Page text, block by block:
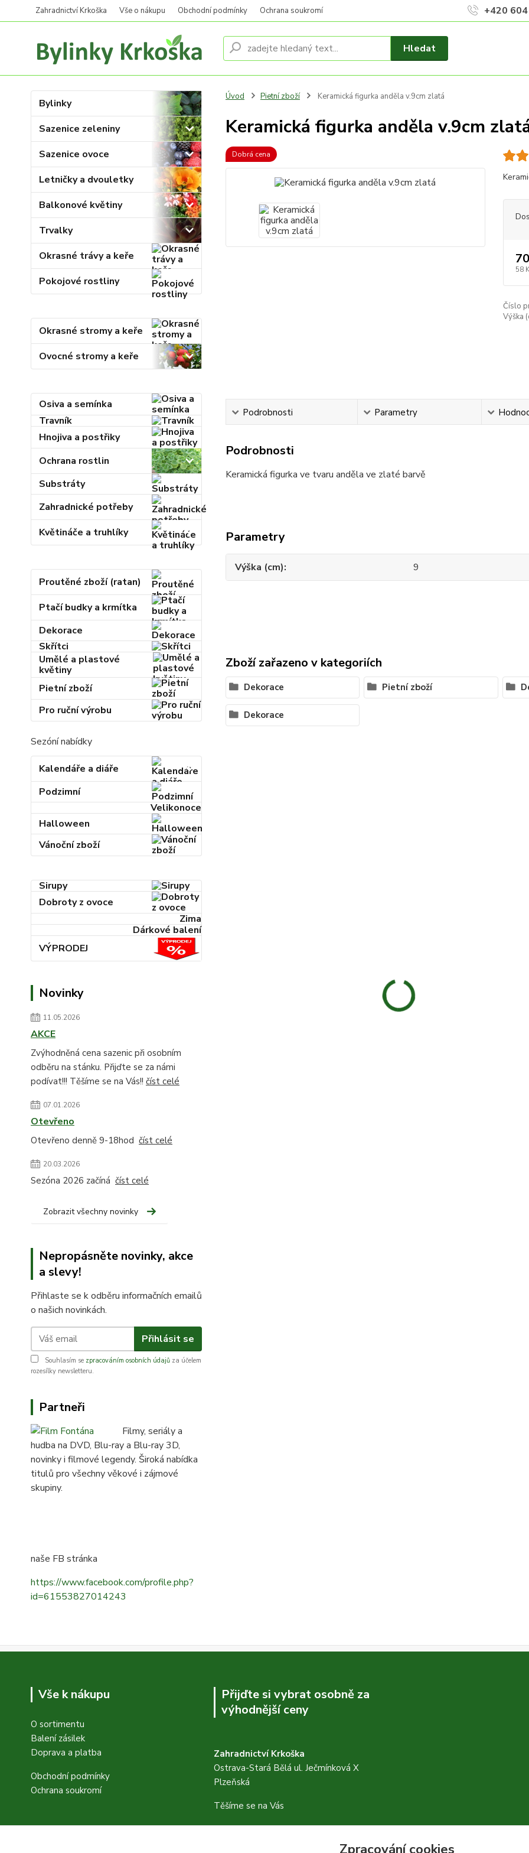
Zahradnictví Krkoška Vše o nákupu Obchodní podmínky Ochrana soukromí
Hledat
+420
Bylinky
Sazenice zeleniny
Sazenice ovoce
Letničky a dvouletky
Balkonové květiny
Trvalky
Okrasné trávy a keře
Pokojové rostliny
Okrasné stromy a keře
Ovocné stromy a keře
Osiva a semínka
Travník
Hnojiva a postřiky
Ochrana rostlin
Substráty
Zahradnické potřeby
Květináče a truhlíky
Proutěné zboží (ratan)
Ptačí budky a krmítka
Dekorace
Skřítci
Umělé a plastové
květiny
Pietní zboží
Pro ruční výrobu
Sezóní nabídky
Kalendáře a diáře
Podzimní
Velikonoce
Halloween
Vánoční zboží
Sirupy
Dobroty z ovoce
Zima
Dárkové balení
VÝPRODEJ
Novinky
11.05.2026
AKCE
Zvýhodněná cena sazenic při osobním
odběru na stánku. Přijďte se za námi
podívat!!! Těšíme se na Vás!! číst celé
07.01.2026
Otevřeno
Otevřeno denně 9-18hod číst celé
20.03.2026
Sezóna 2026 začíná číst celé
Zobrazit všechny novinky
Nepropásněte novinky, akce
a slevy!
Přihlaste se k odběru informačních emailů
o našich novinkách.
Přihlásit se
Souhlasím se zpracováním osobních údajů za účelem
rozesílky newsletteru.
Partneři
Filmy, seriály a
hudba na DVD, Blu-ray a Blu-ray 3D,
novinky i filmové legendy. Široká nabídka
titulů pro všechny věkové i zájmové
skupiny.
naše FB stránka
https://www.facebook.com/profile.php?
id=61553827014243
Úvod Pietní zboží Keramická figurka anděla v.9cm zlatá
Keramická figurka anděla v.9cm
Dobrá cena
58
Číslo
Výška
Podrobnosti Parametry
Podrobnosti
Keramická figurka ve tvaru anděla ve zlaté barvě
Parametry
Výška (cm) 9
Zboží zařazeno v kategoriích
Dekorace Pietní zboží
Dekorace
Vše k nákupu
O sortimentu
Balení zásilek
Doprava a platba
Obchodní podmínky
Ochrana soukromí
Přijďte si vybrat osobně za
výhodnější ceny
Zahradnictví Krkoška
Ostrava-Stará Bělá ul. Ječmínková X
Plzeňská
Těšíme se na Vás
Zpracování cookies